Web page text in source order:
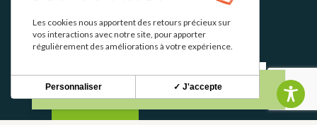
Stay up to date with our news and special offers.
Les cookies nous apportent des retours précieux sur
vos interactions avec notre site, pour apporter
régulièrement des améliorations à votre expérience.
✓ J'accepte
Personnaliser